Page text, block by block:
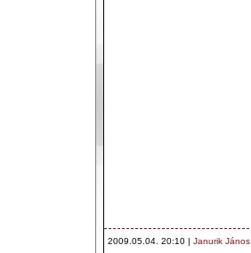
2009.05.04. 20:10 | Janurik János